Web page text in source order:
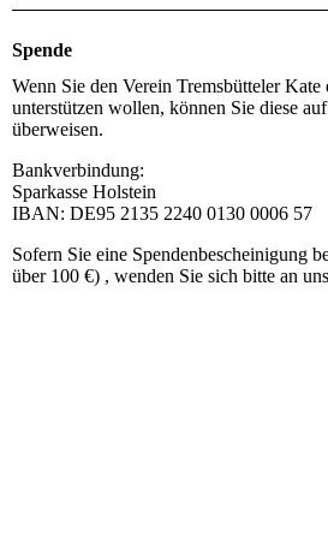
Spende
Wenn Sie den Verein Tremsbütteler Kate
unterstützen wollen, können Sie diese
überweisen.
Bankverbindung:
Sparkasse Holstein
IBAN: DE95 2135 2240 0130 0006 57
Sofern Sie eine Spendenbescheinigung
über 100 €) , wenden Sie sich bitte an